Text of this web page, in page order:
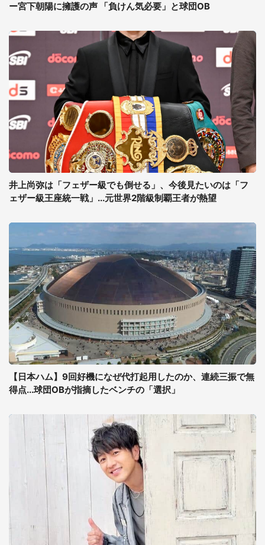
ー宮下朝陽に擁護の声 「負けん気必要」と球団OB
井上尚弥は「フェザー級でも倒せる」、今後見たいのは「フ
ェザー級王座統一戦」...元世界2階級制覇王者が熱望
【日本ハム】9回好機になぜ代打起用したのか、連続三振で無
得点...球団OBが指摘したベンチの「選択」